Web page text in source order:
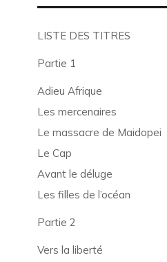
LISTE DES TITRES
Partie 1
Adieu Afrique
Les mercenaires
Le massacre de Maidopei
Le Cap
Avant le déluge
Les filles de l’océan
Partie 2
Vers la liberté